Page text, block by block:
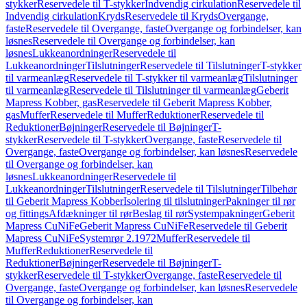
stykkerReservedele til T-stykkerIndvendig cirkulationReservedele til
Indvendig cirkulationKrydsReservedele til KrydsOvergange,
fasteReservedele til Overgange, fasteOvergange og forbindelser, kan
løsnesReservedele til Overgange og forbindelser, kan
løsnesLukkeanordningerReservedele til
LukkeanordningerTilslutningerReservedele til TilslutningerT-stykker
til varmeanlægReservedele til T-stykker til varmeanlægTilslutninger
til varmeanlægReservedele til Tilslutninger til varmeanlægGeberit
Mapress Kobber, gasReservedele til Geberit Mapress Kobber,
gasMufferReservedele til MufferReduktionerReservedele til
ReduktionerBøjningerReservedele til BøjningerT-
stykkerReservedele til T-stykkerOvergange, fasteReservedele til
Overgange, fasteOvergange og forbindelser, kan løsnesReservedele
til Overgange og forbindelser, kan
løsnesLukkeanordningerReservedele til
LukkeanordningerTilslutningerReservedele til TilslutningerTilbehør
til Geberit Mapress KobberIsolering til tilslutningerPakninger til rør
og fittingsAfdækninger til rørBeslag til rørSystempakningerGeberit
Mapress CuNiFeGeberit Mapress CuNiFeReservedele til Geberit
Mapress CuNiFeSystemrør 2.1972MufferReservedele til
MufferReduktionerReservedele til
ReduktionerBøjningerReservedele til BøjningerT-
stykkerReservedele til T-stykkerOvergange, fasteReservedele til
Overgange, fasteOvergange og forbindelser, kan løsnesReservedele
til Overgange og forbindelser, kan